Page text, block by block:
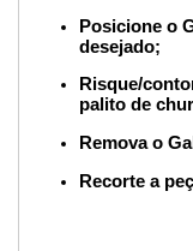
Posicione o
desejado;
Risque/
palito de
Remova o
Recorte a